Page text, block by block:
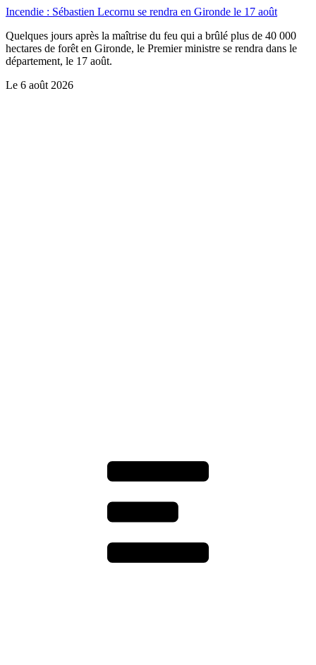
Incendie : Sébastien Lecornu se rendra en Gironde le 17 août
Quelques jours après la maîtrise du feu qui a brûlé plus de 40 000
hectares de forêt en Gironde, le Premier ministre se rendra dans le
département, le 17 août.
Le 6 août 2026